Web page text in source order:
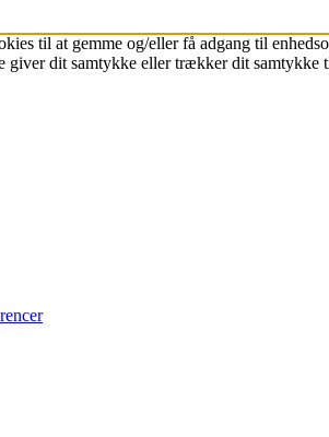
til at gemme og/eller få adgang til
dit samtykke eller trækker dit samtykke